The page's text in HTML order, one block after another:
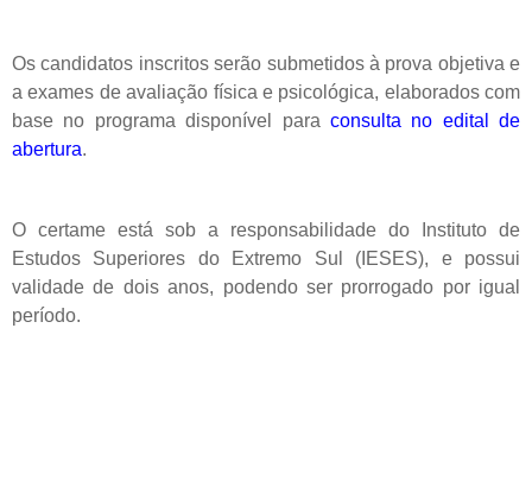
Os candidatos inscritos serão submetidos à prova objetiva e
a exames de avaliação física e psicológica, elaborados com
base no programa disponível para consulta no edital de
abertura.
O certame está sob a responsabilidade do Instituto de
Estudos Superiores do Extremo Sul (IESES), e possui
validade de dois anos, podendo ser prorrogado por igual
período.